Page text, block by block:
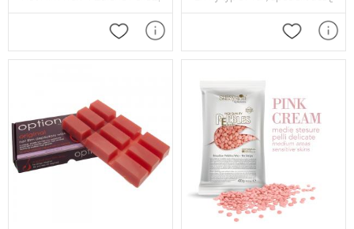
Lägg till i favoriter Lägg till i